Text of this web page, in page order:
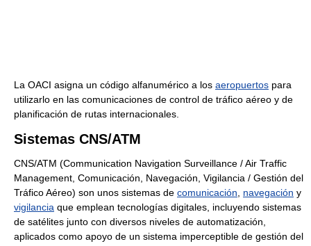
La OACI asigna un código alfanumérico a los aeropuertos para
utilizarlo en las comunicaciones de control de tráfico aéreo y de
planificación de rutas internacionales.
Sistemas CNS/ATM
CNS/ATM (Communication Navigation Surveillance / Air Traffic
Management, Comunicación, Navegación, Vigilancia / Gestión del
Tráfico Aéreo) son unos sistemas de comunicación, navegación y
vigilancia que emplean tecnologías digitales, incluyendo sistemas
de satélites junto con diversos niveles de automatización,
aplicados como apoyo de un sistema imperceptible de gestión del